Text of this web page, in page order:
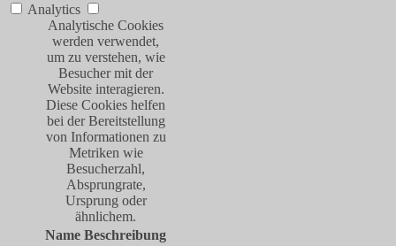
Analytics
Analytische Cookies
werden verwendet,
um zu verstehen, wie
Besucher mit der
Website interagieren.
Diese Cookies helfen
bei der Bereitstellung
von Informationen zu
Metriken wie
Besucherzahl,
Absprungrate,
Ursprung oder
ähnlichem.
Name Beschreibung